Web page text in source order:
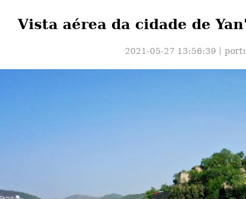
Vista aérea da cidade de
2021-05-27 13:56:39丨